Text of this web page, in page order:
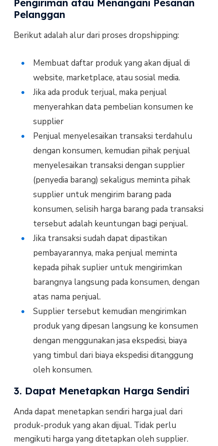
Pengiriman atau Menangani Pesanan
Pelanggan
Berikut adalah alur dari proses dropshipping:
Membuat daftar produk yang akan dijual di
website, marketplace, atau sosial media.
Jika ada produk terjual, maka penjual
menyerahkan data pembelian konsumen ke
supplier
Penjual menyelesaikan transaksi terdahulu
dengan konsumen, kemudian pihak penjual
menyelesaikan transaksi dengan supplier
(penyedia barang) sekaligus meminta pihak
supplier untuk mengirim barang pada
konsumen, selisih harga barang pada transaksi
tersebut adalah keuntungan bagi penjual.
Jika transaksi sudah dapat dipastikan
pembayarannya, maka penjual meminta
kepada pihak suplier untuk mengirimkan
barangnya langsung pada konsumen, dengan
atas nama penjual.
Supplier tersebut kemudian mengirimkan
produk yang dipesan langsung ke konsumen
dengan menggunakan jasa ekspedisi, biaya
yang timbul dari biaya ekspedisi ditanggung
oleh konsumen.
3. Dapat Menetapkan Harga Sendiri
Anda dapat menetapkan sendiri harga jual dari
produk-produk yang akan dijual. Tidak perlu
mengikuti harga yang ditetapkan oleh supplier.